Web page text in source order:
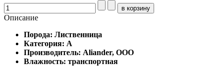
Описание
Порода: Лиственница
Категория: А
Производитель: Aliander, ООО
Влажность: транспортная